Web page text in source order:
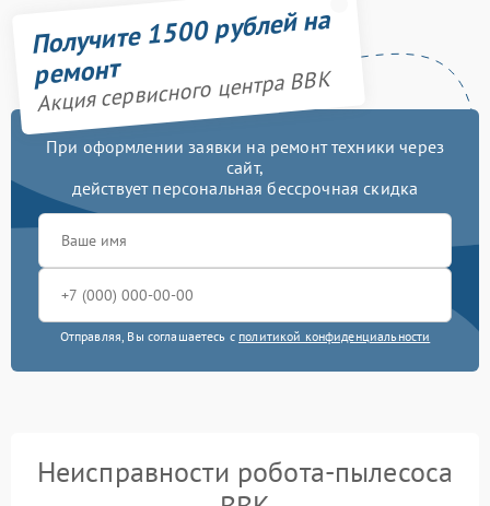
Получите 1500 рублей на
ремонт
Акция сервисного центра BBK
При оформлении заявки на ремонт техники через
сайт,
действует персональная бессрочная скидка
Отправляя, Вы соглашаетесь с политикой конфиденциальности
Неисправности робота-пылесоса